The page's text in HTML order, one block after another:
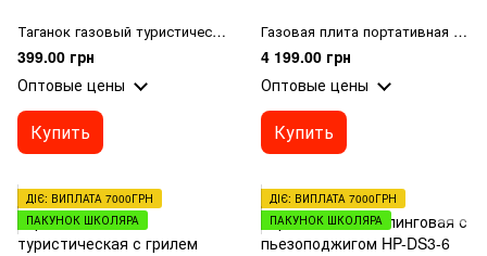
Таганок газовый туристический с пъезоподжигом
399.00 грн
Оптовые цены
Купить
Газовая плита портативная туристическая с пъезоподжигом
4 199.00 грн
Оптовые цены
Купить
ДІЄ: ВИПЛАТА 7000ГРН
ПАКУНОК ШКОЛЯРА
ДІЄ: ВИПЛАТА 7000ГРН
ПАКУНОК ШКОЛЯРА